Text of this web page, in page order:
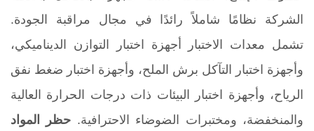
الشركة نظامًا شاملاً رائدًا في مجال مراقبة الجودة.
تشمل معدات الاختبار أجهزة اختبار التوازن الديناميكي،
وأجهزة اختبار التآكل برش الملح، وأجهزة اختبار ضغط نفق
الرياح، وأجهزة اختبار البيئات ذات درجات الحرارة العالية
والمنخفضة، ومختبرات الضوضاء الاحترافية. حظر المواد